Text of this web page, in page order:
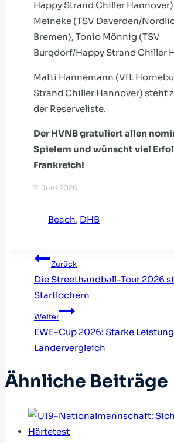
Happy Strand Chiller
Meineke (TSV Daverden/
Bremen), Tonio Mönnig (TSV
Burgdorf/Happy Strand Chiller
Matti Hannemann (VfL
Strand Chiller Hannover) steht
der Reserveliste.
Der HVNB gratuliert allen
Spielern und wünscht viel
Frankreich!
7. Juni 2026
Beach, DHB
Zurück
Die Streethandball-Tour 2026
Startlöchern
Weiter
EWE-Cup 2026: Starke
Ländervergleich
Ähnliche Beiträge